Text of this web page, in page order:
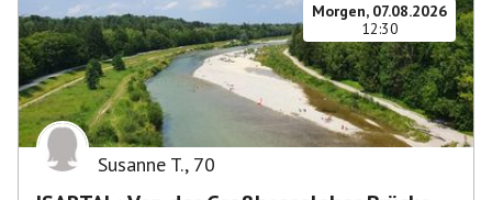
Morgen, 07.08.2026
12:30
Susanne T., 70